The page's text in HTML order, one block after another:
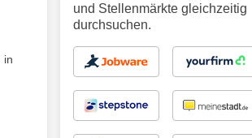
in
und Stellenmärkte gleichzeitig
durchsuchen.